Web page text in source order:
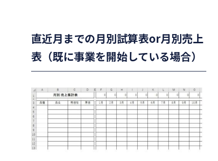
直近月までの月別試算表or月別売上
表（既に事業を開始している場合）